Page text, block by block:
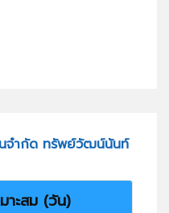
นจำกัด ทรัพย์วัฒน์นันท์
าะสม (วัน)